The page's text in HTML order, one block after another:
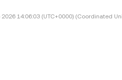
14:06:03 (UTC+0000) (Coordinated